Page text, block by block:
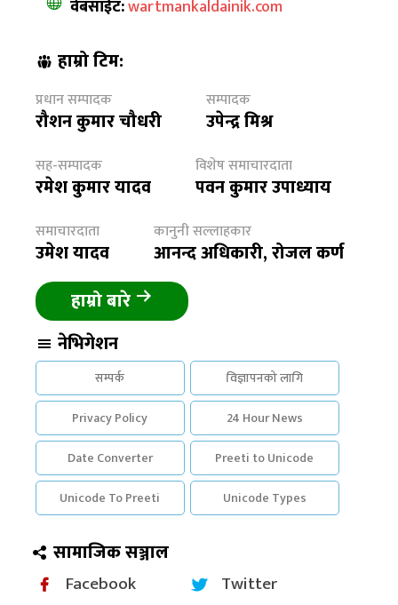
वेबसाईट:wartmankaldainik.com
हाम्रो टिम:
प्रधान सम्पादक
रौशन कुमार चौधरी
सम्पादक
उपेन्द्र मिश्र
सह-सम्पादक
रमेश कुमार यादव
विशेष समाचारदाता
पवन कुमार उपाध्याय
समाचारदाता
उमेश यादव
कानुनी सल्लाहकार
आनन्द अधिकारी, रोजल कर्ण
हाम्रो बारे
नेभिगेशन
सम्पर्क
विज्ञापनको लागि
Privacy Policy
24 Hour News
Date Converter
Preeti to Unicode
Unicode To Preeti
Unicode Types
सामाजिक सञ्जाल
Facebook Twitter